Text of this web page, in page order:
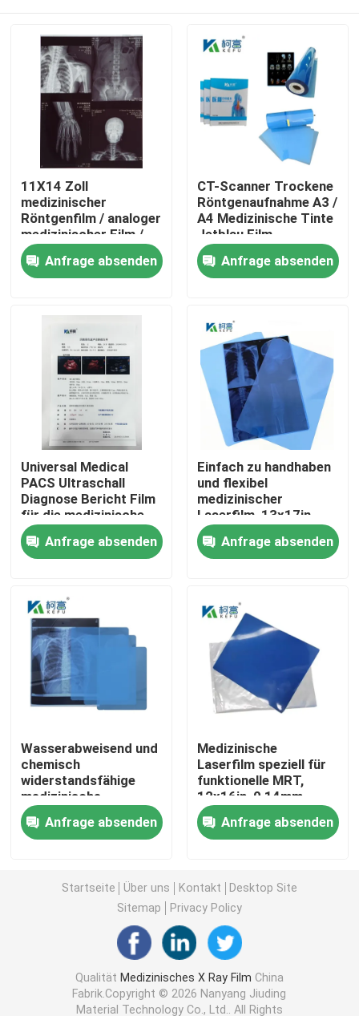
Startseite
Produkte
Fabrik Tour
Qualitätskontrolle
Kontakt
Nachrichten
Alle Fälle
Medizinisches X Ray Film
Tintenstrahl X Ray Film
Laser X Ray Film
Medizinischer trockener Film
Strahlnfilm des HAUSTIERES X
Wärmeübertragungs-Film
medizinischer thermischer Film
11X14 Zoll
medizinischer
Röntgenfilm / analoger
medizinischer Film /
Trockenfilm
Anfrage absenden
CT-Scanner Trockene
Röntgenaufnahme A3 /
A4 Medizinische Tinte
Jetblau Film
Röntgenfilm PET
Anfrage absenden
Universal Medical
PACS Ultraschall
Diagnose Bericht Film
für die medizinische
Maschine
Anfrage absenden
Einfach zu handhaben
und flexibel
medizinischer
Laserfilm, 13x17in,
0,15mm, mit einer
glatten und
biegfähigen
Anfrage absenden
Wasserabweisend und
chemisch
widerstandsfähige
medizinische
Laserfolie, 10x14in,
0,13mm, geeignet für
den Einsatz in rauen
Umgebungen
Anfrage absenden
Medizinische
Laserfilm speziell für
funktionelle MRT,
12x16in, 0,14mm,
Erfassung
dynamischer
Hirnaktivitäten
Anfrage absenden
Startseite Über uns Kontakt
Desktop Site
Sitemap
Privacy Policy
Qualität Medizinisches X Ray Film China
Fabrik.Copyright © 2026 Nanyang Jiuding
Material Technology Co., Ltd.. All Rights